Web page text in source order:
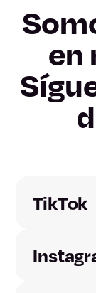
en
TikTok